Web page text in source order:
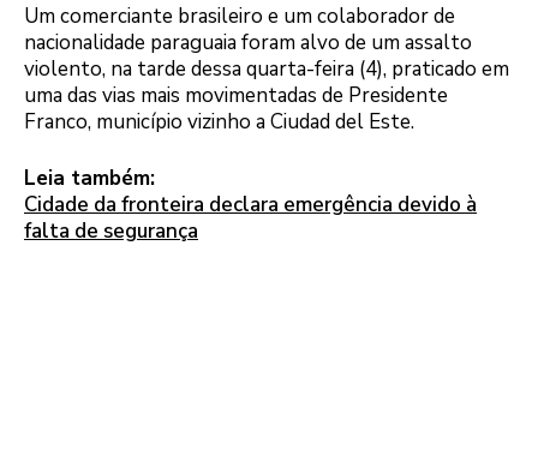
Um comerciante brasileiro e um colaborador de
nacionalidade paraguaia foram alvo de um assalto
violento, na tarde dessa quarta-feira (4), praticado em
uma das vias mais movimentadas de Presidente
Franco, município vizinho a Ciudad del Este.
Leia também:
Cidade da fronteira declara emergência devido à
falta de segurança